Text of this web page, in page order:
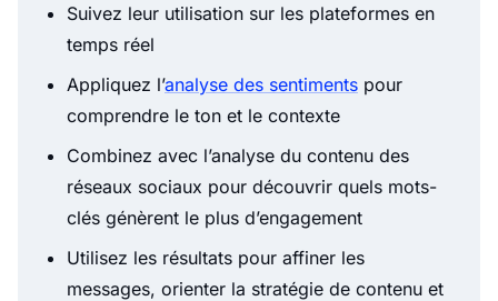
Suivez leur utilisation sur les plateformes en
temps réel
Appliquez l’analyse des sentiments pour
comprendre le ton et le contexte
Combinez avec l’analyse du contenu des
réseaux sociaux pour découvrir quels mots-
clés génèrent le plus d’engagement
Utilisez les résultats pour affiner les
messages, orienter la stratégie de contenu et